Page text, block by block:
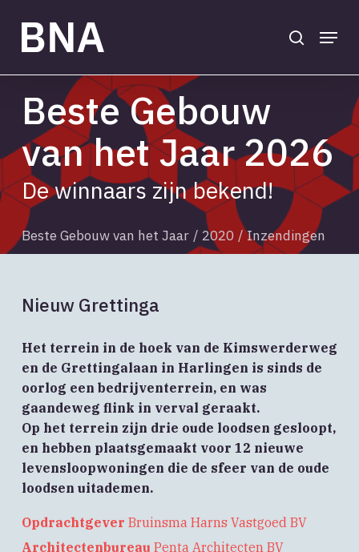
main
Menu
Beste Gebouw
van het Jaar 2026
De winnaars zijn bekend!
Beste Gebouw van het Jaar / 2020 /Inzendingen
Nieuw Grettinga
Het terrein in de hoek van de Kimswerderweg
en de Grettingalaan in Harlingen is sinds de
oorlog een bedrijventerrein, en was
gaandeweg flink in verval geraakt.
Op het terrein zijn drie oude loodsen gesloopt,
en hebben plaatsgemaakt voor 12 nieuwe
levensloopwoningen die de sfeer van de oude
loodsen uitademen.
Opdrachtgever Bruinsma Harns Vastgoed BV
Architectenbureau Penta Architecten BV
Close